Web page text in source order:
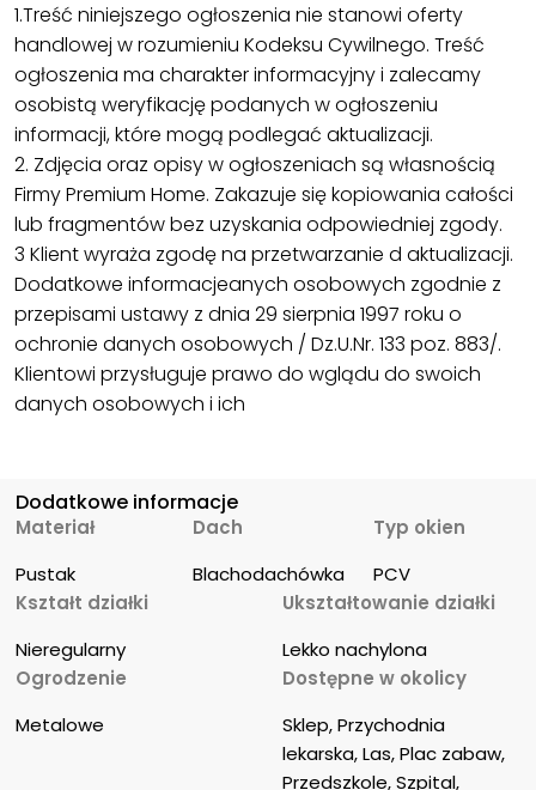
1.Treść niniejszego ogłoszenia nie stanowi oferty
handlowej w rozumieniu Kodeksu Cywilnego. Treść
ogłoszenia ma charakter informacyjny i zalecamy
osobistą weryfikację podanych w ogłoszeniu
informacji, które mogą podlegać aktualizacji.
2. Zdjęcia oraz opisy w ogłoszeniach są własnością
Firmy Premium Home. Zakazuje się kopiowania całości
lub fragmentów bez uzyskania odpowiedniej zgody.
3 Klient wyraża zgodę na przetwarzanie d aktualizacji.
Dodatkowe informacjeanych osobowych zgodnie z
przepisami ustawy z dnia 29 sierpnia 1997 roku o
ochronie danych osobowych / Dz.U.Nr. 133 poz. 883/.
Klientowi przysługuje prawo do wglądu do swoich
danych osobowych i ich
Dodatkowe informacje
Materiał
Pustak
Dach
Blachodachówka
Typ okien
PCV
Kształt działki
Nieregularny
Ukształtowanie działki
Lekko nachylona
Ogrodzenie
Metalowe
Dostępne w okolicy
Sklep, Przychodnia
lekarska, Las, Plac zabaw,
Przedszkole, Szpital,